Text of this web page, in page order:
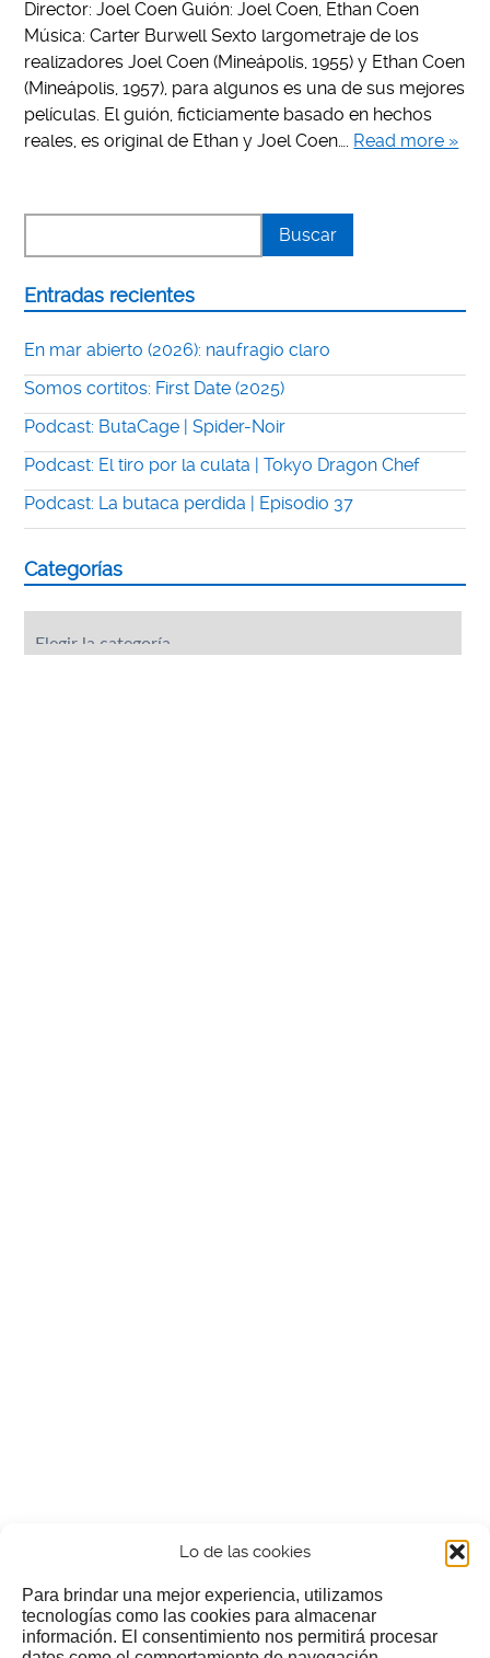
Lo de las cookies
Para brindar una mejor experiencia, utilizamos
tecnologías como las cookies para almacenar
información. El consentimiento nos permitirá procesar
Director: Joel Coen Guión: Joel Coen, Ethan Coen
Música: Carter Burwell Sexto largometraje de los
realizadores Joel Coen (Mineápolis, 1955) y Ethan Coen
(Mineápolis, 1957), para algunos es una de sus mejores
películas. El guión, ficticiamente basado en hechos
reales, es original de Ethan y Joel Coen…. Read more »
Entradas recientes
En mar abierto (2026): naufragio claro
Somos cortitos: First Date (2025)
Podcast: ButaCage | Spider-Noir
Podcast: El tiro por la culata | Tokyo Dragon Chef
Podcast: La butaca perdida | Episodio 37
Categorías